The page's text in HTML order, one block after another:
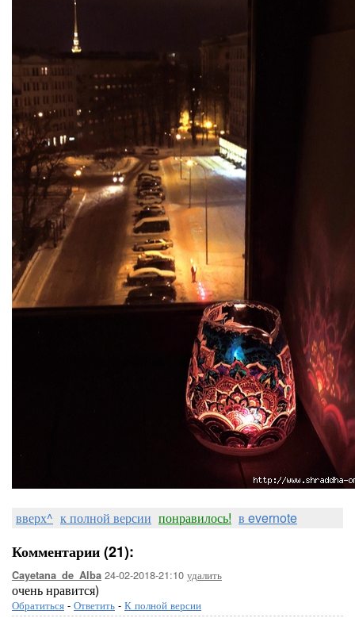
вверх^ к полной версии понравилось! в evernote
Комментарии (21):
Cayetana_de_Alba 24-02-2018-21:10 удалить
очень нравится)
Обратиться - Ответить - К полной версии